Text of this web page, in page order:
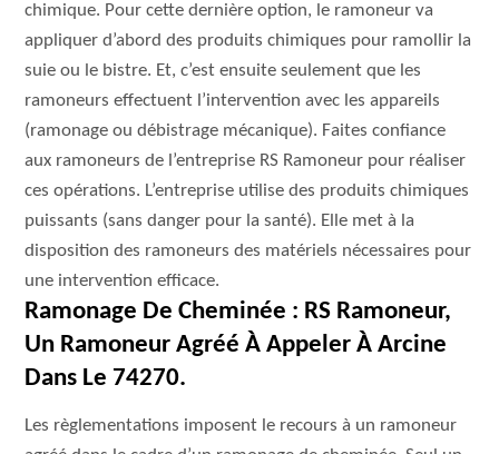
chimique. Pour cette dernière option, le ramoneur va
appliquer d’abord des produits chimiques pour ramollir la
suie ou le bistre. Et, c’est ensuite seulement que les
ramoneurs effectuent l’intervention avec les appareils
(ramonage ou débistrage mécanique). Faites confiance
aux ramoneurs de l’entreprise RS Ramoneur pour réaliser
ces opérations. L’entreprise utilise des produits chimiques
puissants (sans danger pour la santé). Elle met à la
disposition des ramoneurs des matériels nécessaires pour
une intervention efficace.
Ramonage De Cheminée : RS Ramoneur,
Un Ramoneur Agréé À Appeler À Arcine
Dans Le 74270.
Les règlementations imposent le recours à un ramoneur